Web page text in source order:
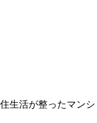
生活が整ったマンシ